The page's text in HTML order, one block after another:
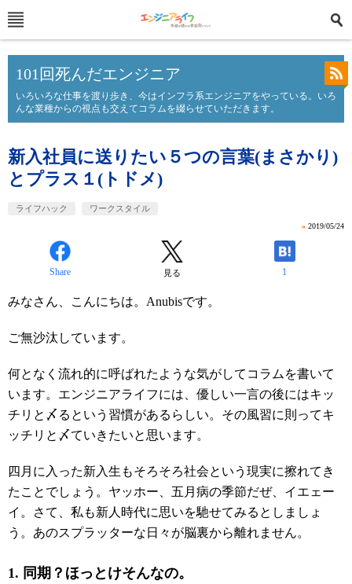
101回死んだエンジニア
いろいろな仕事を渡り歩き、今はインフラ系エンジニアをやっている。いろ
んな業種からの視点も交えてコラムを綴らせていただきます。
新入社員に送りたい５つの言葉(まさかり)
とプラス１(トドメ)
ライフハック ワークスタイル
» 2019/05/24
Share 見る 1
みなさん、こんにちは。Anubisです。
ご無沙汰しています。
何となく流れ的に呼ばれたような気がしてコラムを書いて
います。エンジニアライフには、優しい一言の後にはキッ
チリと〆るという習慣があるらしい。その風習に則ってキ
ッチリと〆ていきたいと思います。
四月に入った新入生もそろそろ社会という現実に擦れてき
たことでしょう。ヤッホー、五月病の季節だぜ、イエェー
イ。さて、私も新人時代に思いを馳せてみるとしましょ
う。あのスプラッターな日々が脳裏から離れません。
1. 同期？ほっとけそんなの。